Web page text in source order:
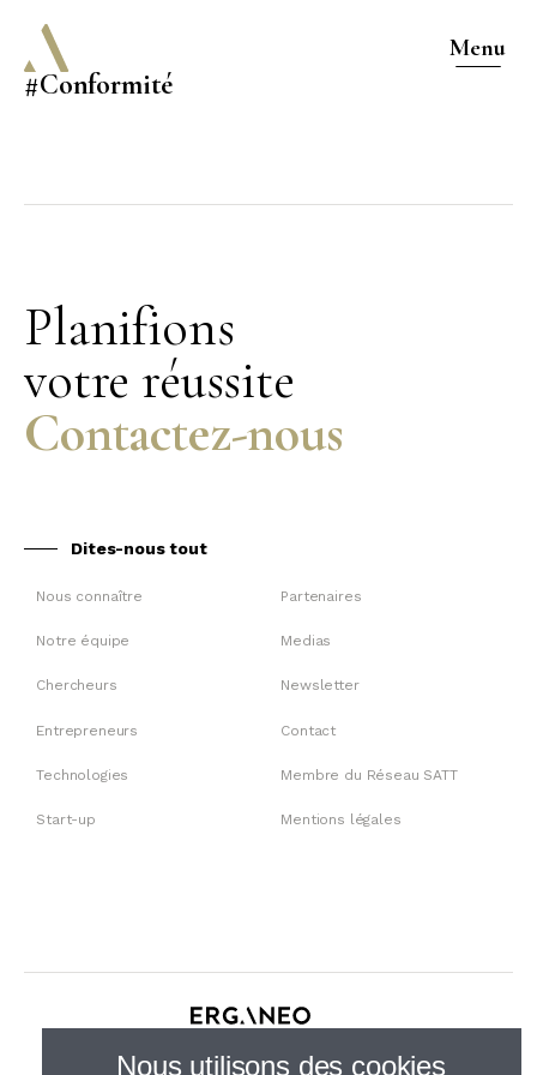
Menu
#Conformité
Planifions
votre réussite
Contactez-nous
Dites-nous tout
Nous connaître
Notre équipe
Chercheurs
Entrepreneurs
Technologies
Start-up
Partenaires
Medias
Newsletter
Contact
Membre du Réseau SATT
Mentions légales
01 44 23 21 50
Nous utilisons des cookies